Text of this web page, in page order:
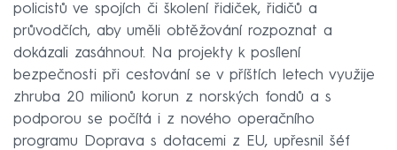
policistů ve spojích či školení řidiček, řidičů a
průvodčích, aby uměli obtěžování rozpoznat a
dokázali zasáhnout. Na projekty k posílení
bezpečnosti při cestování se v příštích letech využije
zhruba 20 milionů korun z norských fondů a s
podporou se počítá i z nového operačního
programu Doprava s dotacemi z EU, upřesnil šéf